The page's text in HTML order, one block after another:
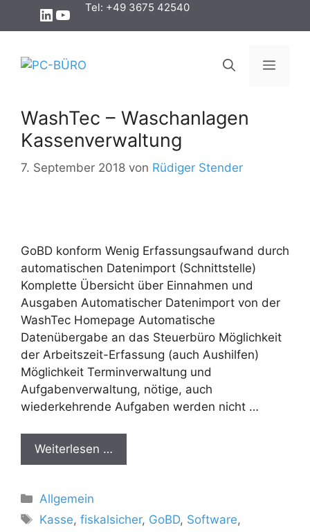
LinkedIn
YouTube
Tel: +49 3675 42540
Menü
WashTec – Waschanlagen
Kassenverwaltung
7. September 2018 von Rüdiger Stender
GoBD konform Wenig Erfassungsaufwand durch
automatischen Datenimport (Schnittstelle)
Komplette Übersicht über Einnahmen und
Ausgaben Automatischer Datenimport von der
WashTec Homepage Automatische
Datenübergabe an das Steuerbüro Möglichkeit
der Arbeitszeit-Erfassung (auch Aushilfen)
Möglichkeit Terminverwaltung und
Aufgabenverwaltung, nötige, auch
wiederkehrende Aufgaben werden nicht …
Weiterlesen …
Kategorien
Allgemein
Schlagwörter
Kasse,fiskalsicher, GoBD, Software,